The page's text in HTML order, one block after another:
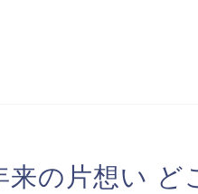
来の片想い ど